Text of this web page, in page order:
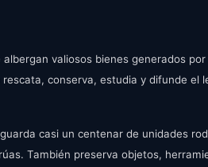
valiosos bienes generados
conserva, estudia y difunde
casi un centenar de unidades
También preserva objetos,